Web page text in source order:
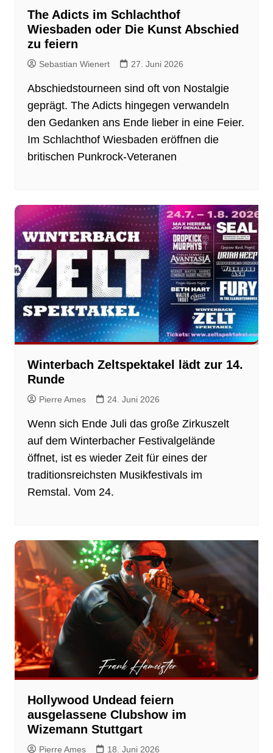
The Adicts im Schlachthof
Wiesbaden oder Die Kunst Abschied
zu feiern
Sebastian Wienert 27. Juni 2026
Abschiedstourneen sind oft von Nostalgie
geprägt. The Adicts hingegen verwandeln
den Gedanken ans Ende lieber in eine Feier.
Im Schlachthof Wiesbaden eröffnen die
britischen Punkrock-Veteranen
Winterbach Zeltspektakel lädt zur 14.
Runde
Pierre Ames 24. Juni 2026
Wenn sich Ende Juli das große Zirkuszelt
auf dem Winterbacher Festivalgelände
öffnet, ist es wieder Zeit für eines der
traditionsreichsten Musikfestivals im
Remstal. Vom 24.
Hollywood Undead feiern
ausgelassene Clubshow im
Wizemann Stuttgart
Pierre Ames 18. Juni 2026